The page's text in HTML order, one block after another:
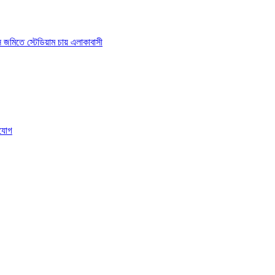
স্টেডিয়াম চায় এলাকাবাসী